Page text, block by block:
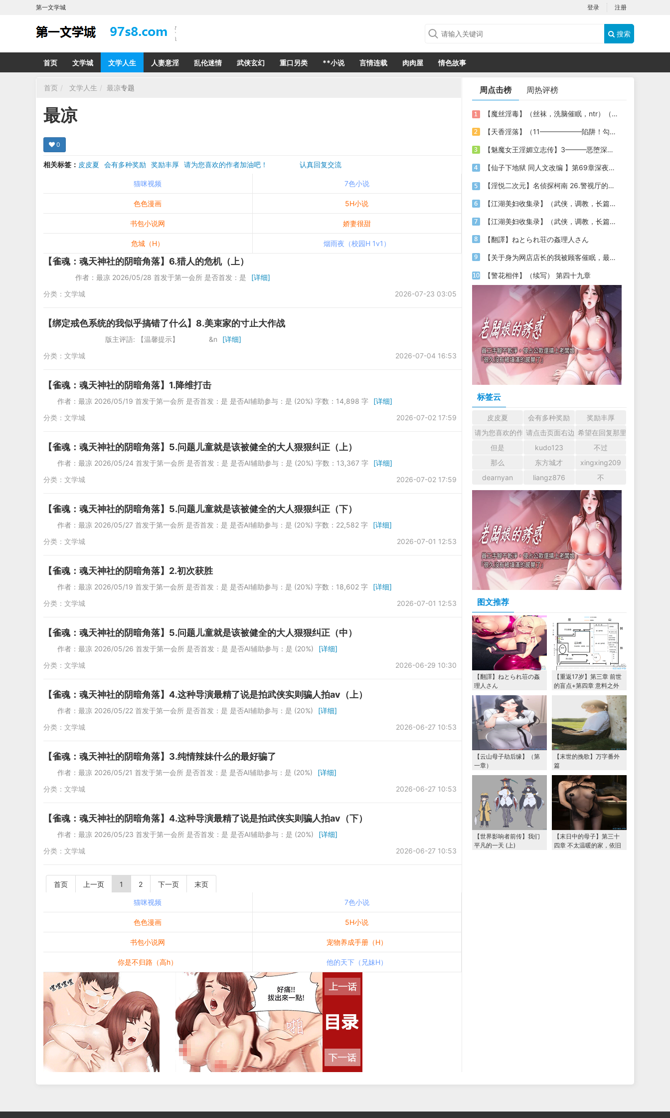
第一文学城 登录 注册
搜索
首页 文学城 文学人生 人妻意淫 乱伦迷情 武侠玄幻 重口另类 **小说 言情连载 肉肉屋 情色故事
首页 文学人生 最凉专题
最凉
0
相关标签： 皮皮夏 会有多种奖励 奖励丰厚 请为您喜欢的作者加油吧！ 认真回复交流
猫咪视频
7色小说
色色漫画 5H小说
书包小说网 娇妻很甜
危城（H） 烟雨夜（校园H 1v1）
【雀魂：魂天神社的阴暗角落】6.猎人的危机（上）
作者：最凉 2026/05/28 首发于第一会所 是否首发：是
[详细]
2026-07-23 03:05
分类： 文学城
【绑定戒色系统的我似乎搞错了什么】8.美束家的寸止大作战
版主评語: 【温馨提示】 &n
[详细]
2026-07-04 16:53
分类： 文学城
【雀魂：魂天神社的阴暗角落】1.降维打击
作者：最凉 2026/05/19 首发于第一会所 是否首发：是 是否AI辅助参与：是 (20%) 字数：14,898 字
[详细]
2026-07-02 17:59
分类： 文学城
【雀魂：魂天神社的阴暗角落】5.问题儿童就是该被健全的大人狠狠纠正（上）
作者：最凉 2026/05/24 首发于第一会所 是否首发：是 是否AI辅助参与：是 (20%) 字数：13,367 字
[详细]
2026-07-02 17:59
分类： 文学城
【雀魂：魂天神社的阴暗角落】5.问题儿童就是该被健全的大人狠狠纠正（下）
作者：最凉 2026/05/27 首发于第一会所 是否首发：是 是否AI辅助参与：是 (20%) 字数：22,582 字
[详细]
2026-07-01 12:53
分类： 文学城
【雀魂：魂天神社的阴暗角落】2.初次获胜
作者：最凉 2026/05/19 首发于第一会所 是否首发：是 是否AI辅助参与：是 (20%) 字数：18,602 字
[详细]
2026-07-01 12:53
分类： 文学城
【雀魂：魂天神社的阴暗角落】5.问题儿童就是该被健全的大人狠狠纠正（中）
作者：最凉 2026/05/26 首发于第一会所 是否首发：是 是否AI辅助参与：是 (20%)
[详细]
2026-06-29 10:30
分类： 文学城
【雀魂：魂天神社的阴暗角落】4.这种导演最精了说是拍武侠实则骗人拍av（上）
作者：最凉 2026/05/22 首发于第一会所 是否首发：是 是否AI辅助参与：是 (20%)
[详细]
2026-06-27 10:53
分类： 文学城
【雀魂：魂天神社的阴暗角落】3.纯情辣妹什么的最好骗了
作者：最凉 2026/05/21 首发于第一会所 是否首发：是 是否AI辅助参与：是 (20%)
[详细]
2026-06-27 10:53
分类： 文学城
【雀魂：魂天神社的阴暗角落】4.这种导演最精了说是拍武侠实则骗人拍av（下）
作者：最凉 2026/05/23 首发于第一会所 是否首发：是 是否AI辅助参与：是 (20%)
[详细]
2026-06-27 10:53
分类： 文学城
首页 上一页 1 2 下一页 末页
猫咪视频 7色小说
色色漫画 5H小说
书包小说网 宠物养成手册（H）
你是不归路（高h） 他的天下（兄妹H）
周点击榜 周热评榜
【魔丝淫毒】（丝袜，洗脑催眠，ntr）（24）（我不想）
【天香淫落】（11——————陷阱！勾结的警局调教（下））
【魅魔女王淫媚立志传】3———恶堕深渊的开端
【仙子下地狱 同人文改编 】第69章深夜窥淫戏 交心与交性(二)(纯爱+各种情趣玩法)
【淫悦二次元】名侦探柯南 26.警视厅的隐藏淫娃
【江湖美妇收集录】（武侠，调教，长篇）（6）（师娘篇）
【江湖美妇收集录】（武侠，调教，长篇）（13）（下山历练篇）
【翻譯】ねとられ荘の姦理人さん
【关于身为网店店长的我被顾客催眠，最终堕落为丝袜发情母狗这件事】（18～20）
【警花相伴】（续写） 第四十九章
标签云
皮皮夏 会有多种奖励
奖励丰厚
请为您喜欢的作者加油吧！ 认真回复交流
请点击页面右边的小手图标支持楼主。
希望在回复那里留下您的
但是
kudo123
不过
那么
东方城才
xingxing209
dearnyan
liangz876 不
图文推荐
【翻譯】ねとられ荘の姦
理人さん
【重返17岁】第三章 前世
的盲点+第四章 意料之外
的相认+番外篇（本文为女
主第一视角，两万字更
【云山母子劫后缘】（第
一章）
【末世的挽歌】万字番外
篇
【世界影响者前传】我们
平凡的一天 (上)
【末日中的母子】第三十
四章 不太温暖的家，依旧